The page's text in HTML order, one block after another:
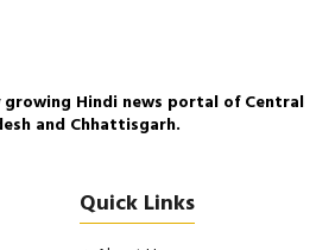
Hindi news portal of Central
and Chhattisgarh.
Quick Links